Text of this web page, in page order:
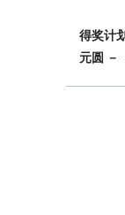
得奖计
元圆 －